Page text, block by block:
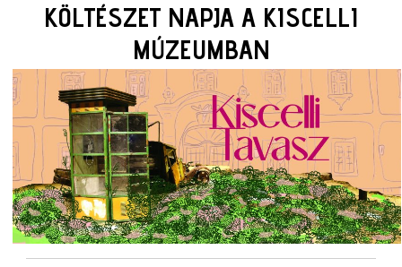
KÖLTÉSZET NAPJA A KISCELLI
MÚZEUMBAN